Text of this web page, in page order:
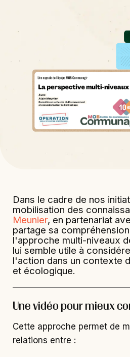
Dans le cadre de nos
mobilisation des
Meunier, en partenariat
partage sa
l'approche multi-niveaux
lui semble utile à
l'action dans un contexte
et écologique.
Une vidéo pour mieux
Cette approche permet de
relations entre :